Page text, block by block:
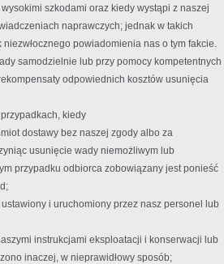
szkodami oraz kiedy wystąpi z naszej
naprawczych; jednak w takich
powiadomienia nas o tym fakcie.
samodzielnie lub przy pomocy kompetentnych
odpowiednich kosztów usunięcia
kiedy
dostawy bez naszej zgody albo za
usunięcie wady niemożliwym lub
przypadku odbiorca zobowiązany jest ponieść
i uruchomiony przez nasz personel lub
instrukcjami eksploatacji i konserwacji lub
inaczej, w nieprawidłowy sposób;